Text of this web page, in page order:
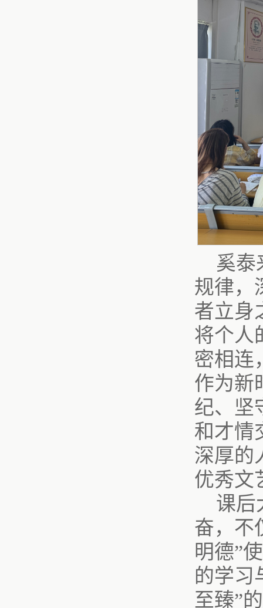
奚泰
规律，
者立身
将个人
密相连
作为新
纪、坚
和才情
深厚的
优秀文
课后
奋，不
明德”
的学习
至臻”